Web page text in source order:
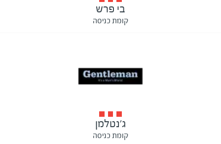
בי פרש
קומת כניסה
ג'נטלמן
קומת כניסה